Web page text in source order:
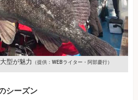
型が魅力 （提供：WEBライター・阿部慶行）
シーズン